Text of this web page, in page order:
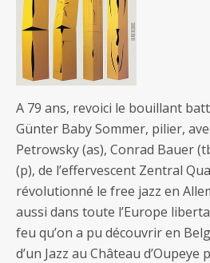
A 79 ans, revoici le bouillant
Günter Baby Sommer, pilier,
Petrowsky (as), Conrad Bauer
(p), de l’effervescent Zentral
révolutionné le free jazz en
aussi dans toute l’Europe
feu qu’on a pu découvrir en
d’un Jazz au Château d’Oupeye